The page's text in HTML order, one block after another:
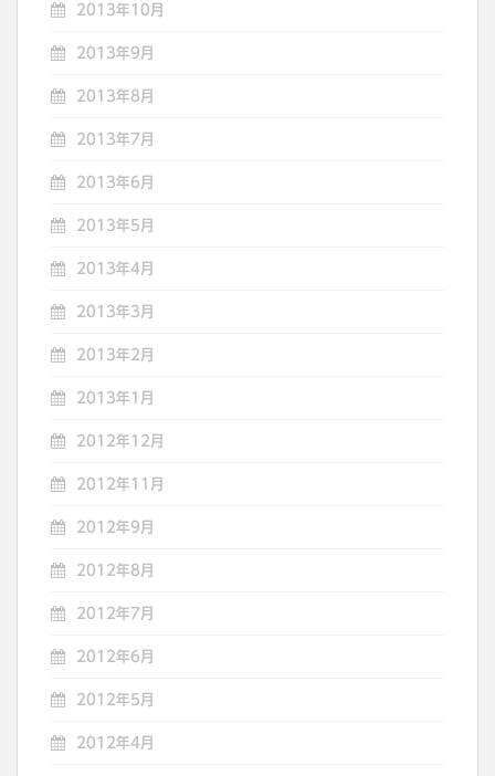
2013年10月
2013年9月
2013年8月
2013年7月
2013年6月
2013年5月
2013年4月
2013年3月
2013年2月
2013年1月
2012年12月
2012年11月
2012年9月
2012年8月
2012年7月
2012年6月
2012年5月
2012年4月